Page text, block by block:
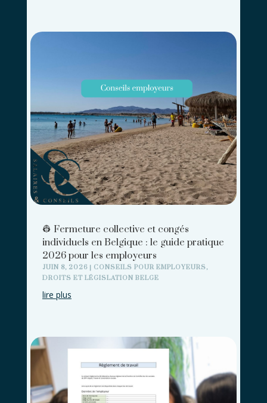
👷 Fermeture collective et congés
individuels en Belgique : le guide pratique
2026 pour les employeurs
JUIN 8, 2026| CONSEILS POUR EMPLOYEURS,
DROITS ET LÉGISLATION BELGE
lire plus